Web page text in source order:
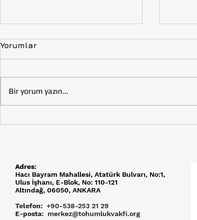
Alındı
Yorumlar
Bir yorum yazın...
Adres:
Hacı Bayram Mahallesi, Atatürk Bulvarı, No:1,
Ulus İşhanı, E-Blok, No: 110-121
Altındağ, 06050, ANKARA
Telefon: +90-538-253 21 29
E-posta: merkez@tohumlukvakfi.org